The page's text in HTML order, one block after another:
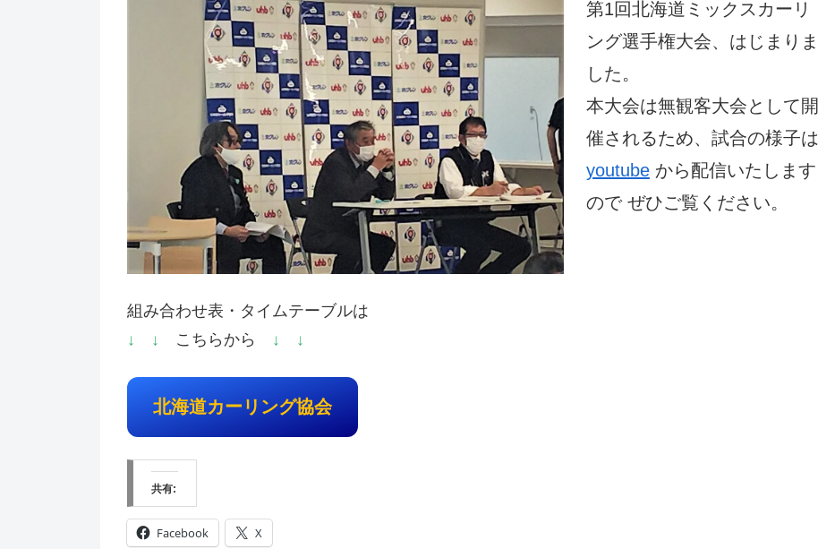
第1回北海道ミックスカーリ
ング選手権大会、はじまりま
した。
本大会は無観客大会として開
催されるため、試合の様子は
youtubeから配信いたします
ので ぜひご覧ください。
組み合わせ表・タイムテーブルは
↓ ↓ こちらから ↓ ↓
北海道カーリング協会
共有:
Facebook X